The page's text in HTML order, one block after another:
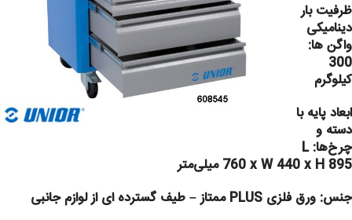
ظرفیت بار
دینامیکی
واگن ها:
300
کیلوگرم
ابعاد پایه با
دسته و
چرخ‌ها: L
760 x W 440 x H 895 میلی‌متر
جنس: ورق فلزی PLUS ممتاز –
طیف گسترده ای از لوازم جانبی